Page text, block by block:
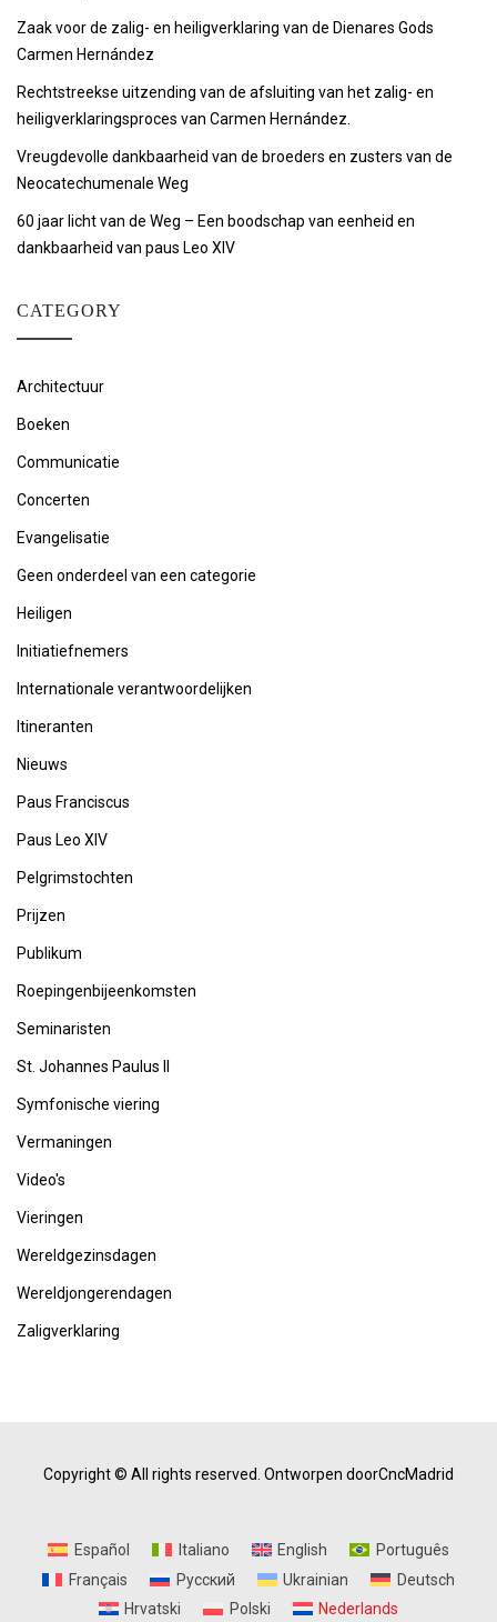
Zaak voor de zalig- en heiligverklaring van de Dienares Gods
Carmen Hernández
Rechtstreekse uitzending van de afsluiting van het zalig- en
heiligverklaringsproces van Carmen Hernández.
Vreugdevolle dankbaarheid van de broeders en zusters van de
Neocatechumenale Weg
60 jaar licht van de Weg – Een boodschap van eenheid en
dankbaarheid van paus Leo XIV
CATEGORY
Architectuur
Boeken
Communicatie
Concerten
Evangelisatie
Geen onderdeel van een categorie
Heiligen
Initiatiefnemers
Internationale verantwoordelijken
Itineranten
Nieuws
Paus Franciscus
Paus Leo XIV
Pelgrimstochten
Prijzen
Publikum
Roepingenbijeenkomsten
Seminaristen
St. Johannes Paulus II
Symfonische viering
Vermaningen
Video's
Vieringen
Wereldgezinsdagen
Wereldjongerendagen
Zaligverklaring
Copyright © All rights reserved. Ontworpen doorCncMadrid
Español Italiano English
Português
Français
Русский Ukrainian
Deutsch
Hrvatski
Polski Nederlands